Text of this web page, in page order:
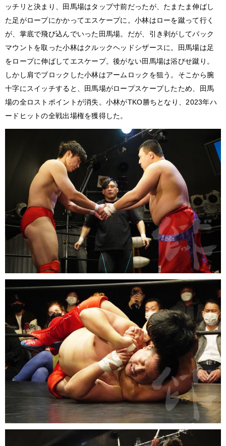
ッチリと決まり、田馬場はタップ寸前だったが、たまたま伸ばし
た足がロープにかかってエスケープに。小林はローを蹴って行く
が、掌底で飛び込んでいった田馬場。だが、引き剥がしてバック
マウントを取った小林はクルックヘッドシザースに。田馬場は足
をロープに伸ばしてエスケープ。後がない田馬場は浴びせ蹴り。
しかし肩でブロックした小林はアームロックを狙う。そこから腕
十字にスイッチすると、田馬場がロープスケープしたため、田馬
場の全ロストポイントが消失。小林がTKO勝ちとなり、2023年ハ
ードヒットの全戦出場権を獲得した。